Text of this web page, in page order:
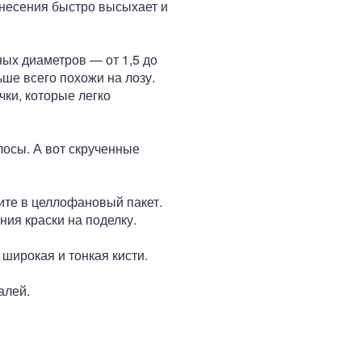
быстро высыхает и
диаметров — от 1,5 до
всего похожи на лозу.
которые легко
А вот скрученные
в целлофановый пакет.
краски на поделку.
и тонкая кисти.